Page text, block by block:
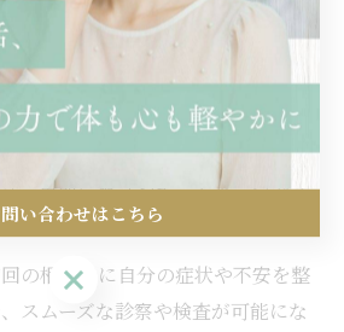
支援サービスを選ぶ際は、まず自分
た医療機関や相談先を明確にしまし
原因は多岐にわたるため、内科や
など、男性の妊活に対応した診療科
。事前に電話やホームページで診
を確認しましょう。
の相談時に自分の症状や不安を整
スムーズな診察や検査が可能にな
い合わせはこちら
い合わせはこちら